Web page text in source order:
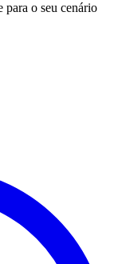
para o seu cenário